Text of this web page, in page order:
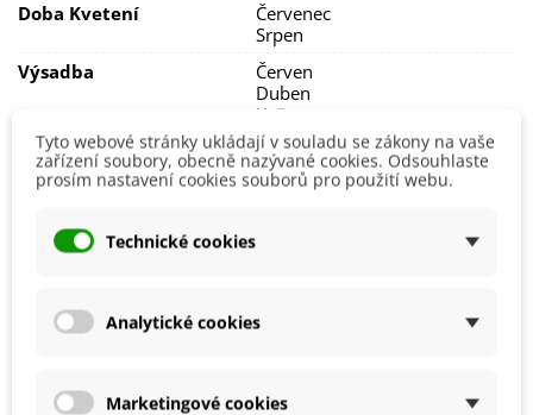
Doba Kvetení
Červenec
Srpen
Výsadba
Červen
Duben
Květen
Únor
Možnosti Pěstování
Doma
Venku
Výrobce
Období Výsadby
Tyto webové stránky ukládají v souladu se zákony na vaše
zařízení soubory, obecně nazývané cookies. Odsouhlaste
prosím nastavení cookies souborů pro použití webu.
Technické cookies
Analytické cookies
Marketingové cookies